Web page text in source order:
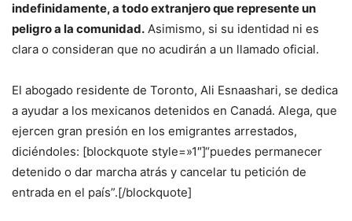
indefinidamente, a todo extranjero que represente un
peligro a la comunidad. Asimismo, si su identidad ni es
clara o consideran que no acudirán a un llamado oficial.
El abogado residente de Toronto, Ali Esnaashari, se dedica
a ayudar a los mexicanos detenidos en Canadá. Alega, que
ejercen gran presión en los emigrantes arrestados,
diciéndoles: [blockquote style=»1″]“puedes permanecer
detenido o dar marcha atrás y cancelar tu petición de
entrada en el país”.[/blockquote]